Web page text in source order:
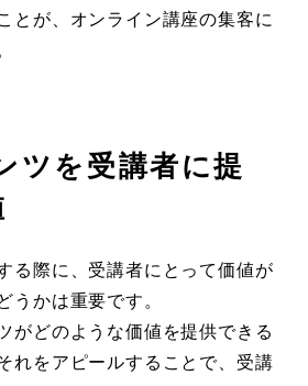
とが、オンライン講座の集客に
ツを受講者に提
る際に、受講者にとって価値が
うかは重要です。
がどのような価値を提供できる
れをアピールすることで、受講